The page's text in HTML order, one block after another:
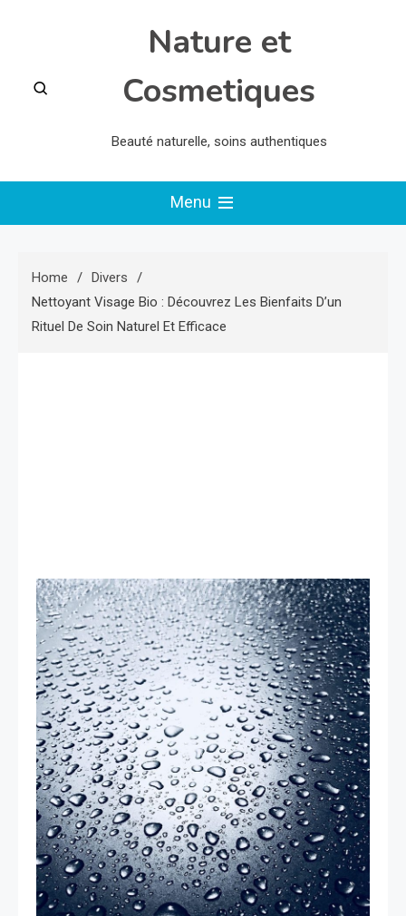
Nature et
Cosmetiques
Beauté naturelle, soins authentiques
Menu
Home
Divers
Nettoyant Visage Bio : Découvrez Les Bienfaits D’un
Rituel De Soin Naturel Et Efficace